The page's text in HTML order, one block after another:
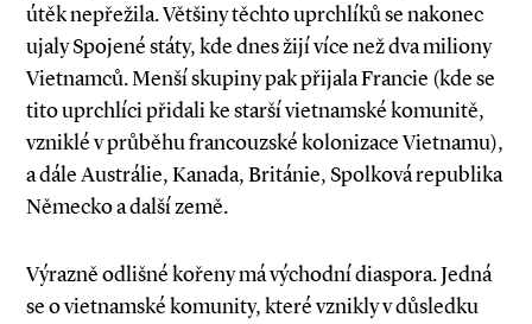
útěk nepřežila. Většiny těchto uprchlíků se nakonec
ujaly Spojené státy, kde dnes žijí více než dva miliony
Vietnamců. Menší skupiny pak přijala Francie (kde se
tito uprchlíci přidali ke starší vietnamské komunitě,
vzniklé v průběhu francouzské kolonizace Vietnamu),
a dále Austrálie, Kanada, Británie, Spolková republika
Německo a další země.
Výrazně odlišné kořeny má východní diaspora. Jedná
se o vietnamské komunity, které vznikly v důsledku